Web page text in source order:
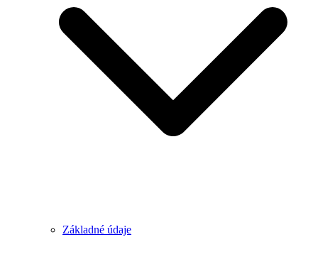
Základné údaje